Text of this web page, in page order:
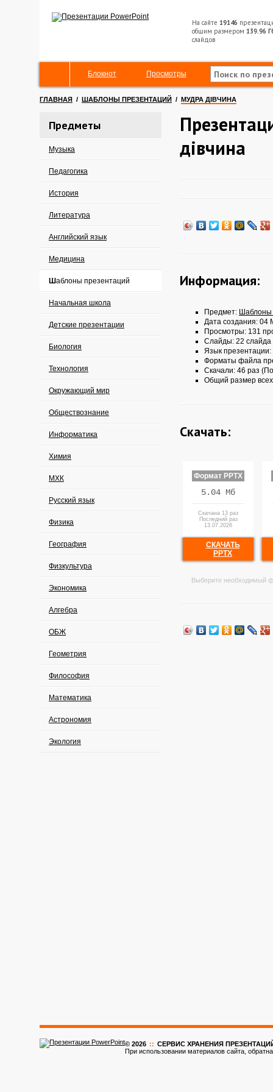
На сайте 19146
общим размером 139.96
слайдов
Блокнот Просмотры
ГЛАВНАЯ / ШАБЛОНЫ ПРЕЗЕНТАЦИЙ / МУДРА ДІВЧИНА
Предметы
Музыка
Педагогика
История
Литература
Английский язык
Медицина
Шаблоны презентаций
Начальная школа
Детские презентации
Биология
Технология
Окружающий мир
Обществознание
Информатика
Химия
МХК
Русский язык
Физика
География
Физкультура
Экономика
Алгебра
ОБЖ
Геометрия
Философия
Математика
Астрономия
Экология
дівчина
Информация:
Предмет: Шаблоны
Дата создания: 04
Просмотры: 131
Слайды: 22 слайда
Язык презентации:
Форматы файла
Скачали: 46 раз
Общий размер
Скачать:
Формат PPTX
5.04 Мб
Скачана 13 раз
Последний раз
13.07.2026
СКАЧАТЬ
PPTX
Выберите необходимый
© 2026 :: CЕРВИС ХРАНЕНИЯ ПРЕЗЕНТАЦИЙ
При использовании материалов сайта,